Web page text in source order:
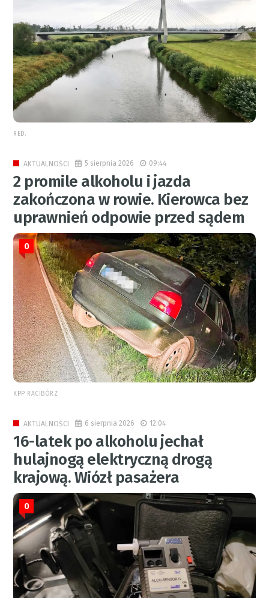
RED.
AKTUALNOŚCI 5 sierpnia 2026 09:44
2 promile alkoholu i jazda
zakończona w rowie. Kierowca bez
uprawnień odpowie przed sądem
0
KPP RACIBÓRZ
AKTUALNOŚCI 6 sierpnia 2026 12:04
16-latek po alkoholu jechał
hulajnogą elektryczną drogą
krajową. Wiózł pasażera
0